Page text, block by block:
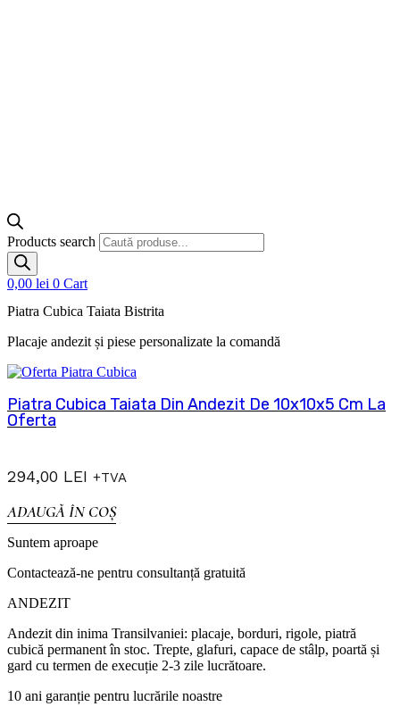
Products search
0,00 lei 0 Cart
Piatra Cubica Taiata Bistrita
Placaje andezit și piese personalizate la comandă
Piatra Cubica Taiata Din Andezit De 10x10x5 Cm La
Oferta
294,00 LEI +TVA
ADAUGĂ ÎN COȘ
Suntem aproape
Contactează-ne pentru consultanță gratuită
ANDEZIT
Andezit din inima Transilvaniei: placaje, borduri, rigole, piatră
cubică permanent în stoc. Trepte, glafuri, capace de stâlp, poartă și
gard cu termen de execuție 2-3 zile lucrătoare.
10 ani garanție pentru lucrările noastre